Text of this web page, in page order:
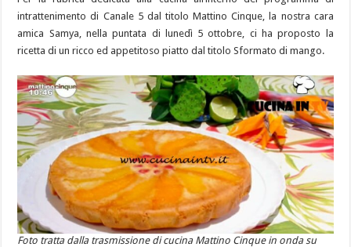
intrattenimento di Canale 5 dal titolo Mattino Cinque, la nostra cara
amica Samya, nella puntata di lunedì 5 ottobre, ci ha proposto la
ricetta di un ricco ed appetitoso piatto dal titolo Sformato di mango.
Foto tratta dalla trasmissione di cucina Mattino Cinque in onda su